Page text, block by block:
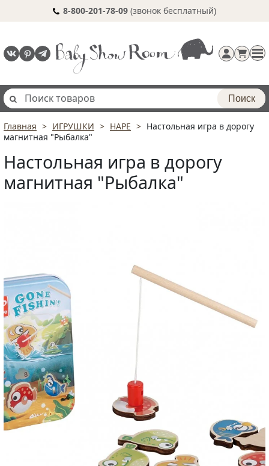
8-800-201-78-09 (звонок бесплатный)
Регистрация
Поиск
Главная ИГРУШКИ HAPE
Настольная игра в дорогу
магнитная "Рыбалка"
Настольная игра в дорогу
магнитная "Рыбалка"